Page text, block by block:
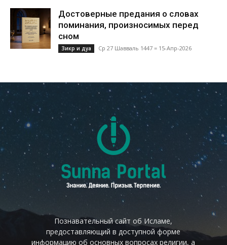
Достоверные предания о словах
поминания, произносимых перед
сном
Зикр и дуа Ср 27 Шавваль 1447 = 15-Апр-2026
Познавательный сайт об Исламе,
предоставляющий в доступной форме
информацию об основных вопросах религии, а